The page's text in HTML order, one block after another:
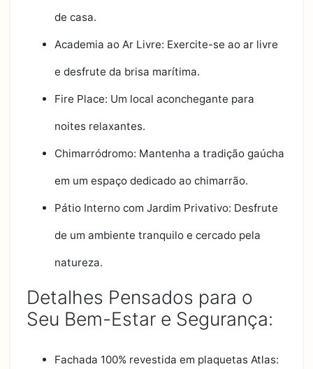
de casa.
Academia ao Ar Livre: Exercite-se ao ar livre
e desfrute da brisa marítima.
Fire Place: Um local aconchegante para
noites relaxantes.
Chimarródromo: Mantenha a tradição gaúcha
em um espaço dedicado ao chimarrão.
Pátio Interno com Jardim Privativo: Desfrute
de um ambiente tranquilo e cercado pela
natureza.
Detalhes Pensados para o
Seu Bem-Estar e Segurança:
Fachada 100% revestida em plaquetas Atlas: